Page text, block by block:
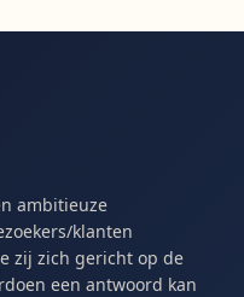
ambitieuze
klanten
zij zich gericht op de
een antwoord kan